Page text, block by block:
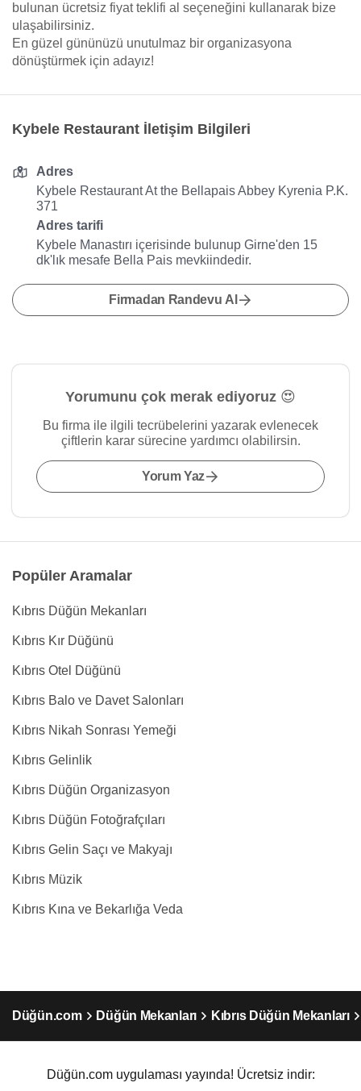
bulunan ücretsiz fiyat teklifi al seçeneğini kullanarak bize
ulaşabilirsiniz.
En güzel gününüzü unutulmaz bir organizasyona
dönüştürmek için adayız!
Kybele Restaurant İletişim Bilgileri
Adres
Kybele Restaurant At the Bellapais Abbey Kyrenia P.K.
371
Adres tarifi
Kybele Manastırı içerisinde bulunup Girne'den 15
dk'lık mesafe Bella Pais mevkiindedir.
Firmadan Randevu Al
Yorumunu çok merak ediyoruz 😍
Bu firma ile ilgili tecrübelerini yazarak evlenecek
çiftlerin karar sürecine yardımcı olabilirsin.
Yorum Yaz
Popüler Aramalar
Kıbrıs Düğün Mekanları
Kıbrıs Kır Düğünü
Kıbrıs Otel Düğünü
Kıbrıs Balo ve Davet Salonları
Kıbrıs Nikah Sonrası Yemeği
Kıbrıs Gelinlik
Kıbrıs Düğün Organizasyon
Kıbrıs Düğün Fotoğrafçıları
Kıbrıs Gelin Saçı ve Makyajı
Kıbrıs Müzik
Kıbrıs Kına ve Bekarlığa Veda
Düğün.com Düğün Mekanları Kıbrıs Düğün Mekanları
Düğün.com uygulaması yayında! Ücretsiz indir: